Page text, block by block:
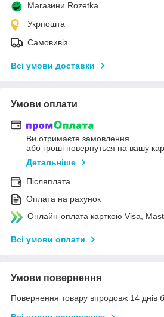
Магазини Rozetka
Укрпошта
Самовивіз
Всі умови доставки
Умови оплати
Ви отримаєте замовлення
або гроші повернуться на вашу
Детальніше
Післяплата
Оплата на рахунок
Онлайн-оплата карткою Visa,
Всі умови оплати
Умови повернення
Повернення товару впродовж 14 днів